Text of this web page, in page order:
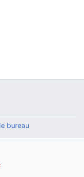
bureau